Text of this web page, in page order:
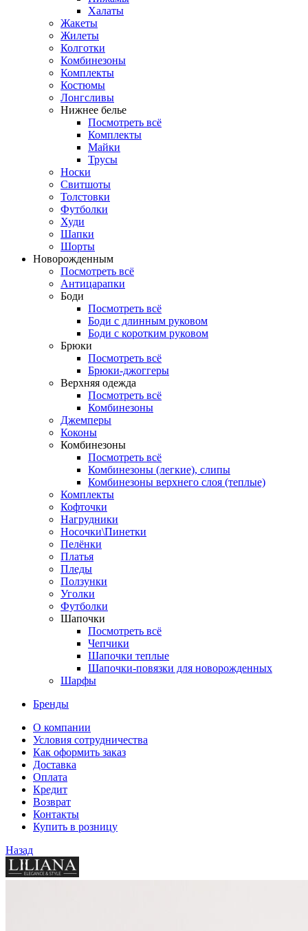
Халаты
Жакеты
Жилеты
Колготки
Комбинезоны
Комплекты
Костюмы
Лонгсливы
Нижнее белье
Посмотреть всё
Комплекты
Майки
Трусы
Носки
Свитшоты
Толстовки
Футболки
Худи
Шапки
Шорты
Новорожденным
Посмотреть всё
Антицарапки
Боди
Посмотреть всё
Боди с длинным руковом
Боди с коротким руковом
Брюки
Посмотреть всё
Брюки-джоггеры
Верхняя одежда
Посмотреть всё
Комбинезоны
Джемперы
Коконы
Комбинезоны
Посмотреть всё
Комбинезоны (легкие), слипы
Комбинезоны верхнего слоя (теплые)
Комплекты
Кофточки
Нагрудники
Носочки\Пинетки
Пелёнки
Платья
Пледы
Ползунки
Уголки
Футболки
Шапочки
Посмотреть всё
Чепчики
Шапочки теплые
Шапочки-повязки для новорожденных
Шарфы
Бренды
О компании
Условия сотрудничества
Как оформить заказ
Доставка
Оплата
Кредит
Возврат
Контакты
Купить в розницу
Назад